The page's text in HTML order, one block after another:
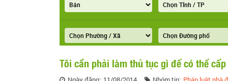
Tôi cần phải làm thủ tục gì để có thể